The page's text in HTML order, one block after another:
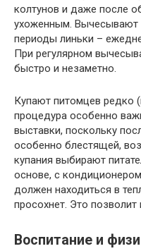
колтунов и даже после
ухоженным. Вычесывают
периоды линьки –
При регулярном
быстро и незаметно.
Купают питомцев редко
процедура особенно
выставки, поскольку
особенно блестящей,
купания выбирают
основе, с
должен находиться в
просохнет. Это
Воспитание и